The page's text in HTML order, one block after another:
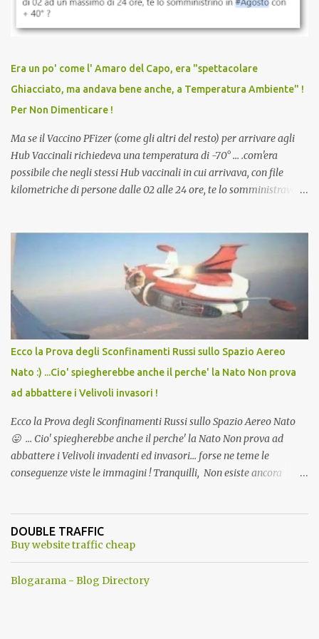
vaccinato, nessuno aveva prima cercato di farti sentire una
persona cattiva. Non avevamo mai visto un vaccino che minacci le
vaccino usato per minacciare i mezzi di sussistenza, il lavoro o la
scuola. Non avevamo mai visto un vaccino che permettesse a un
dodicenne di ignorare il consenso dei genitori. Dopo tutti i vaccini
che abbiamo elencato sopra...
Era un po' come l' Amaro del Capo, era "spettacolare
Ghiacciato, ma andava bene anche, a Temperatura Ambiente" !
Per Non Dimenticare !
Ma se il Vaccino PFizer (come gli altri del resto) per arrivare agli
Hub Vaccinali richiedeva una temperatura di -70° ... .com'era
possibile che negli stessi Hub vaccinali in cui arrivava, con file
kilometriche di persone dalle 02 alle 24 ore, te lo somministravano
Vaccino come: l' Amaro del Capo, era "spettacolare Ghiacciato, ma
andava bene anche, a Temperatura Ambiente"! Riproponiamo
l'articolo per NON Dimenticare!
Ecco la Prova degli Sconfinamenti Russi sullo Spazio Aereo
Nato :) ...Cio' spiegherebbe anche il perche' la Nato Non prova
ad abbattere i Velivoli invasori !
Ecco la Prova degli Sconfinamenti Russi sullo Spazio Aereo Nato
😛 ... Cio' spiegherebbe anche il perche' la Nato Non prova ad
abbattere i Velivoli invadenti ed invasori... forse ne teme le
conseguenze viste le immagini ! Tranquilli, Non esiste ancora
ancora una fantasia Nato o forse una "False Flag", per provocare
una guerra mondiale che difficilmente da menti sane, potrebbe
DOUBLE TRAFFIC
Buy website traffic cheap
Blogarama - Blog Directory